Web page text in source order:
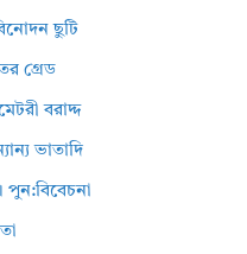
ছুটি
গ্রেড
বরাদ্দ
ভাতাদি
পুন:বিবেচনা